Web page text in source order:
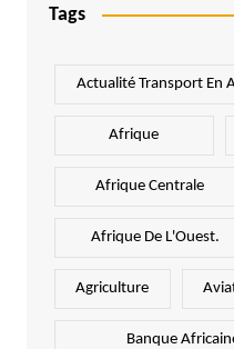
Tags
Actualité Transport En
Afrique
Afrique Centrale
Afrique De L'Ouest.
Agriculture
Banque